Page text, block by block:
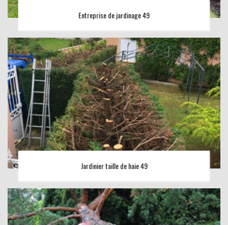
Entreprise de jardinage 49
Jardinier taille de haie 49